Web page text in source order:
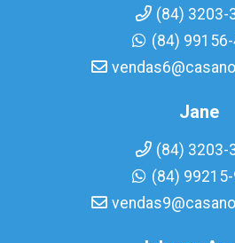
(84) 3203-
(84)
Jane
(84) 3203-
(84) 99215-